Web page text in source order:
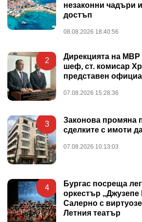
незаконни чадъри
достъп
08.08.2026 18:40:56
2
Дирекцията на МВР
шеф, ст. комисар
представен
07.08.2026 15:28:36
3
Законова промяна
сделките с имоти
07.08.2026 10:13:03
4
Бургас посреща
оркестър „Джузепе
Салерно с
Летния театър